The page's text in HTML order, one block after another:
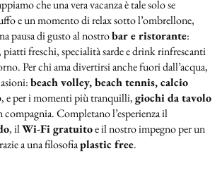
che una vera vacanza è tale solo se
e un momento di relax sotto l’ombrellone,
pausa di gusto al nostrobar e ristorante:
freschi, specialità sarde e drink rinfrescanti
Per chi ama divertirsi anche fuori dall’acqua,
beach volley, beach tennis, calcio
, e per i momenti più tranquilli,giochi da tavolo
compagnia. Completano l’esperienza il
, ilWi-Fi gratuitoe il nostro impegno per un
a una filosofiaplastic free.